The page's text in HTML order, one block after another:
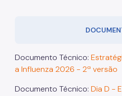
Documento Técnico:
a Influenza 2026 - 2ª versão
Documento Técnico: Dia D -